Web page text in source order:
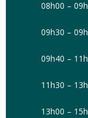
08h00 –
09h30 –
09h40 –
11h30 –
13h00 –